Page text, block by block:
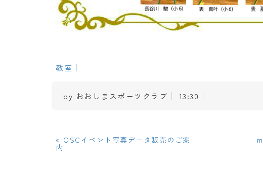
教室
by おおしまスポーツクラブ 13:30
« OSCイベント写真データ販売のご案
内